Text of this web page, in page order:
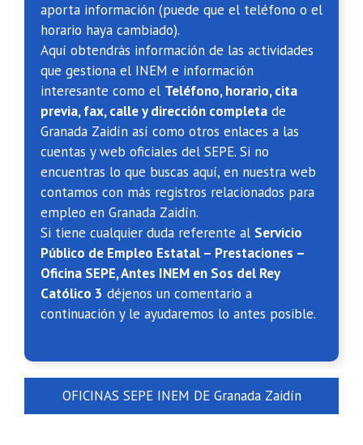
aporta información (puede que el teléfono o el
horario haya cambiado).
Aquí obtendrás información de las actividades
que gestiona el INEM e información
interesante como el Teléfono, horario, cita
previa, fax, calle y dirección completa de
Granada Zaidín así como otros enlaces a las
cuentas y web oficiales del SEPE. Si no
encuentras lo que buscas aquí, en nuestra web
contamos con más registros relacionados para
empleo en Granada Zaidín.
Si tiene cualquier duda referente al Servicio
Público de Empleo Estatal – Prestaciones –
Oficina SEPE, Antes INEM en Sos del Rey
Católico 3 déjenos un comentario a
continuación y le ayudaremos lo antes posible.
OFICINAS SEPE INEM DE Granada Zaidín